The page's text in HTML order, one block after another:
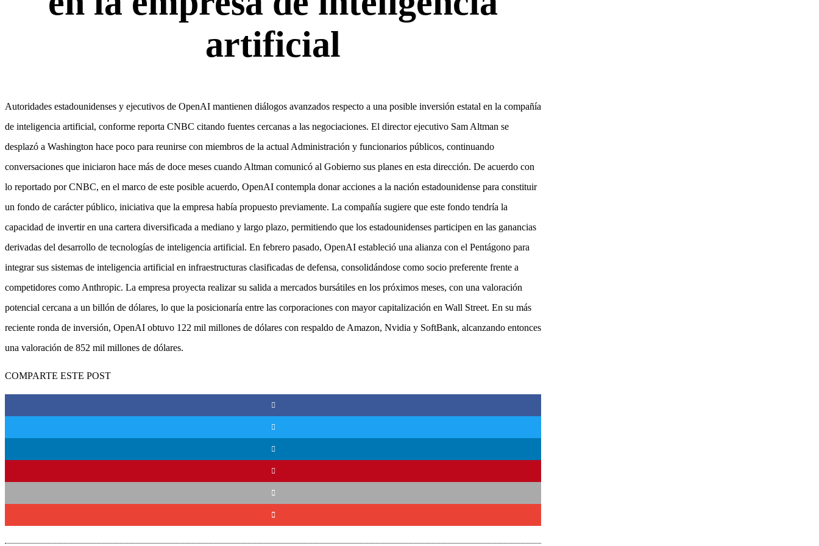
artificial
Autoridades estadounidenses y ejecutivos de OpenAI mantienen diálogos avanzados respecto a una posible inversión estatal en la compañía
de inteligencia artificial, conforme reporta CNBC citando fuentes cercanas a las negociaciones. El director ejecutivo Sam Altman se
desplazó a Washington hace poco para reunirse con miembros de la actual Administración y funcionarios públicos, continuando
conversaciones que iniciaron hace más de doce meses cuando Altman comunicó al Gobierno sus planes en esta dirección. De acuerdo con
lo reportado por CNBC, en el marco de este posible acuerdo, OpenAI contempla donar acciones a la nación estadounidense para constituir
un fondo de carácter público, iniciativa que la empresa había propuesto previamente. La compañía sugiere que este fondo tendría la
capacidad de invertir en una cartera diversificada a mediano y largo plazo, permitiendo que los estadounidenses participen en las ganancias
derivadas del desarrollo de tecnologías de inteligencia artificial. En febrero pasado, OpenAI estableció una alianza con el Pentágono para
integrar sus sistemas de inteligencia artificial en infraestructuras clasificadas de defensa, consolidándose como socio preferente frente a
competidores como Anthropic. La empresa proyecta realizar su salida a mercados bursátiles en los próximos meses, con una valoración
potencial cercana a un billón de dólares, lo que la posicionaría entre las corporaciones con mayor capitalización en Wall Street. En su más
reciente ronda de inversión, OpenAI obtuvo 122 mil millones de dólares con respaldo de Amazon, Nvidia y SoftBank, alcanzando entonces
una valoración de 852 mil millones de dólares.
COMPARTE ESTE POST